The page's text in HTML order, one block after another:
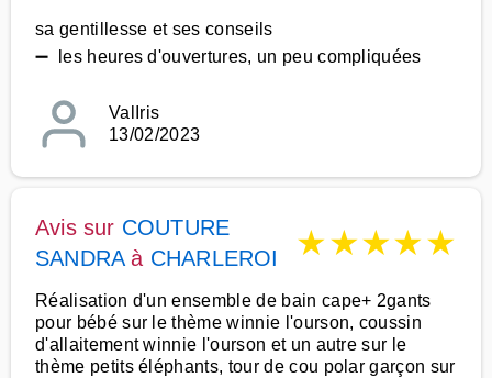
sa gentillesse et ses conseils
➖ les heures d'ouvertures, un peu compliquées
ValIris
13/02/2023
Avis sur COUTURE
SANDRAà CHARLEROI ★★★★★
Réalisation d'un ensemble de bain cape+ 2gants
pour bébé sur le thème winnie l'ourson, coussin
d'allaitement winnie l'ourson et un autre sur le
thème petits éléphants, tour de cou polar garçon sur